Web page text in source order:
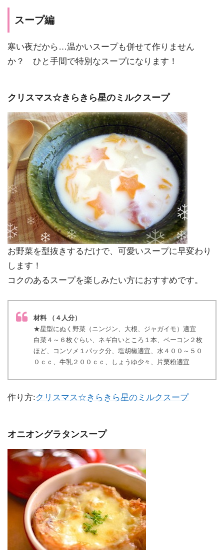
スープ編
寒い夜だから…温かいスープも併せて作りません
か？ ひと手間で特別なスープになります！
クリスマス☆きらきら星のミルクスープ
お野菜を型抜きするだけで、可愛いスープに早変わり
します！
コクのあるスープを楽しみたい方におすすめです。
材料 （４人分）
★星型にぬく野菜（ニンジン、大根、ジャガイモ）適宜
白菜４～６枚ぐらい、ネギ白いところ１本、ベーコン２枚
ほど、コンソメ１パック分、塩胡椒適宜、水４００～５０
０ｃｃ、牛乳２００ｃｃ、しょうゆ少々、片栗粉適宜
作り方:クリスマス☆きらきら星のミルクスープ
オニオングラタンスープ